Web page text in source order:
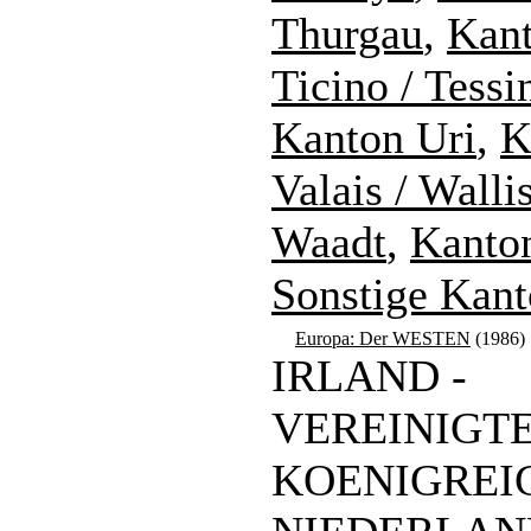
Thurgau,
Ticino /
Kanton Uri,
Valais /
Waadt,
Sonstige
Europa: Der WESTEN (1986)
IRLAND -